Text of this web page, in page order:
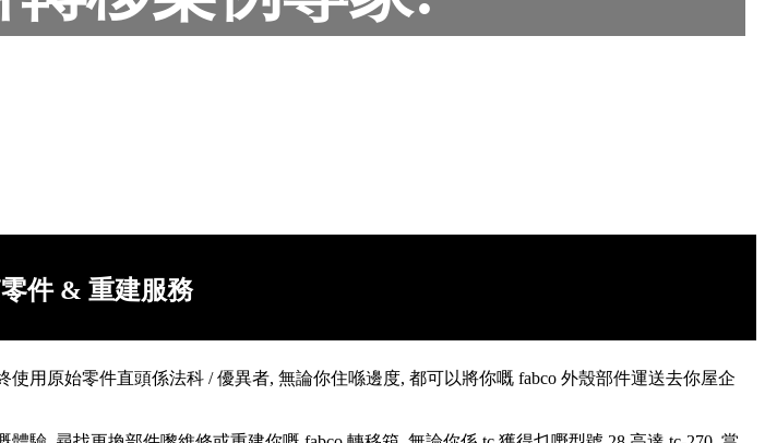
件 & 重建服務
用原始零件直頭係法科 / 優異者, 無論你住喺邊度, 都可以將你嘅 fabco 外殼部件運送去你屋企